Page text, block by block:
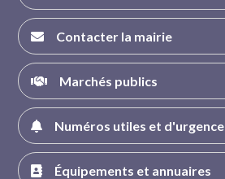
Contacter la mairie
Marchés publics
Numéros utiles et d'urgence
Équipements et annuaires